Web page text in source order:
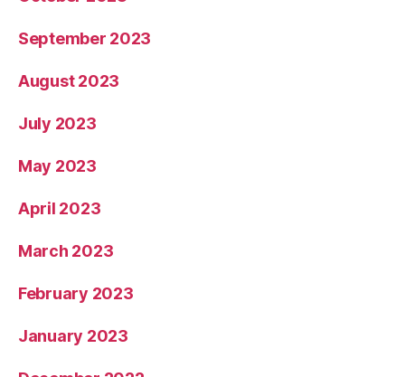
September 2023
August 2023
July 2023
May 2023
April 2023
March 2023
February 2023
January 2023